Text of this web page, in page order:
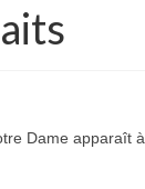
Dame apparaît à